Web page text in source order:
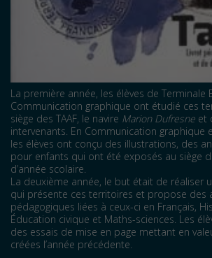
La première année, les élèves de Terminale
Communication graphique ont étudié ces
siège des TAAF, le navire Marion Dufresne et
intervenants. En Communication graphique
les élèves ont conçu des illustrations, des
pour enfants qui ont été exposés au siège
d’année scolaire.
La deuxième année, le but était de réaliser
qui présente ces territoires et propose des
pédagogiques liées à ceux-ci en Français,
Éducation civique et Maths-sciences. Les
des essais de mise en page mettant en
créées l’année précédente.